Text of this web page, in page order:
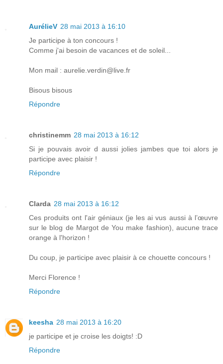
AurélieV 28 mai 2013 à 16:10
Je participe à ton concours !
Comme j'ai besoin de vacances et de soleil...
Mon mail : aurelie.verdin@live.fr
Bisous bisous
Répondre
christinemm 28 mai 2013 à 16:12
Si je pouvais avoir d aussi jolies jambes que toi alors je
participe avec plaisir !
Répondre
Clarda 28 mai 2013 à 16:12
Ces produits ont l'air géniaux (je les ai vus aussi à l’œuvre
sur le blog de Margot de You make fashion), aucune trace
orange à l'horizon !
Du coup, je participe avec plaisir à ce chouette concours !
Merci Florence !
Répondre
keesha 28 mai 2013 à 16:20
je participe et je croise les doigts! :D
Répondre